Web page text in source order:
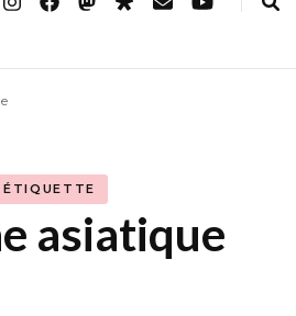
ÉTIQUETTE
asiatique